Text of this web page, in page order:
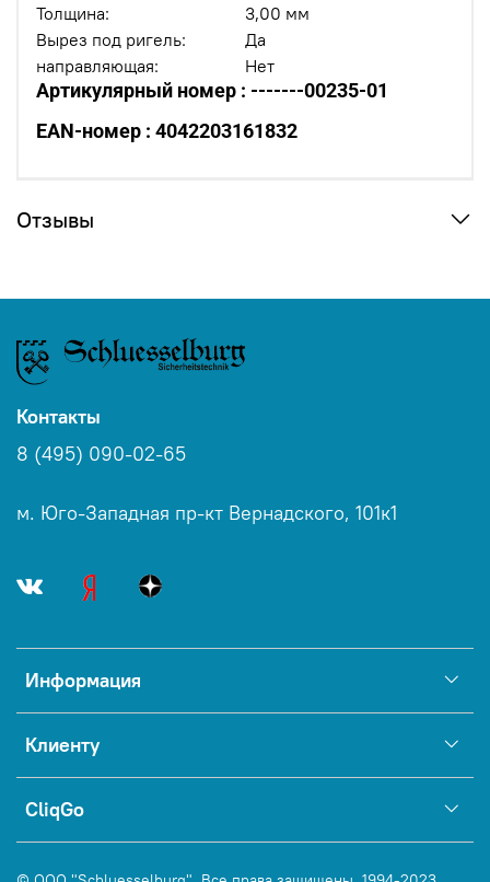
Толщина:
3,00 мм
Вырез под ригель:
Да
направляющая:
Нет
Артикулярный номер : -------00235-01
EAN-номер : 4042203161832
Отзывы
Информация
Клиенту
CliqGo
Контакты
8 (495) 090-02-65
м. Юго-Западная пр-кт Вернадского, 101к1